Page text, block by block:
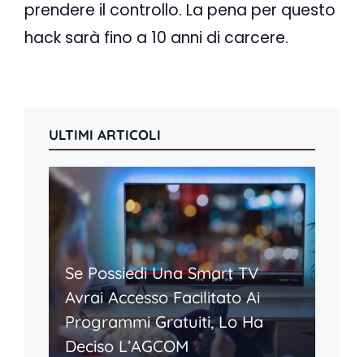
prendere il controllo. La pena per questo
hack sarà fino a 10 anni di carcere.
ULTIMI ARTICOLI
Se Possiedi Una Smart TV
Avrai Accesso Facilitato Ai
Programmi Gratuiti, Lo Ha
Deciso L’AGCOM